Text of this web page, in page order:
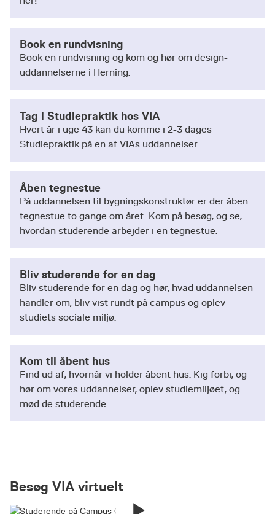
Book en rundvisning
Book en rundvisning og kom og hør om design-
uddannelserne i Herning.
Tag i Studiepraktik hos VIA
Hvert år i uge 43 kan du komme i 2-3 dages
Studiepraktik på en af VIAs uddannelser.
Åben tegnestue
På uddannelsen til bygningskonstruktør er der åben
tegnestue to gange om året. Kom på besøg, og se,
hvordan studerende arbejder i en tegnestue.
Bliv studerende for en dag
Bliv studerende for en dag og hør, hvad uddannelsen
handler om, bliv vist rundt på campus og oplev
studiets sociale miljø.
Kom til åbent hus
Find ud af, hvornår vi holder åbent hus. Kig forbi, og
hør om vores uddannelser, oplev studiemiljøet, og
mød de studerende.
Besøg VIA virtuelt